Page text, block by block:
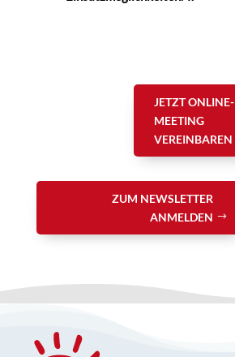
JETZT ONLINE-
MEETING
VEREINBAREN
ZUM NEWSLETTER
ANMELDEN